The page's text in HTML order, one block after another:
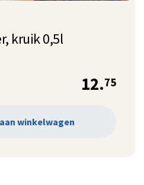
kruik 0,5l
12.75
winkelwagen